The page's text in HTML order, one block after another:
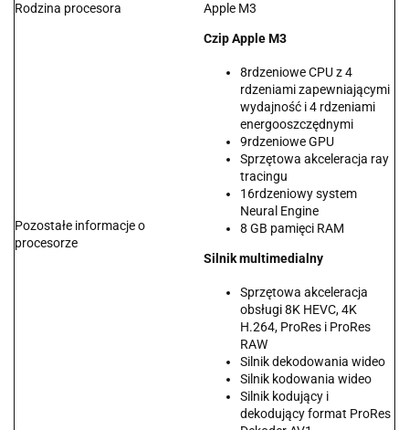
Rodzina procesora
Apple M3
Pozostałe informacje o
procesorze
Czip Apple M3
8rdzeniowe CPU z 4
rdzeniami zapewniającymi
wydajność i 4 rdzeniami
energooszczędnymi
9rdzeniowe GPU
Sprzętowa akceleracja ray
tracingu
16rdzeniowy system
Neural Engine
8 GB pamięci RAM
Silnik multimedialny
Sprzętowa akceleracja
obsługi 8K HEVC, 4K
H.264, ProRes i ProRes
RAW
Silnik dekodowania wideo
Silnik kodowania wideo
Silnik kodujący i
dekodujący format ProRes